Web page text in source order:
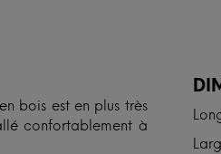
bois est en plus très
confortablement à